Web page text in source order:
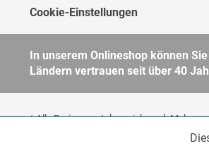
Cookie-Einstellungen
In unserem Onlineshop können
Ländern vertrauen seit über 40
* Alle Preise verstehen sich zzgl.
Unternehmer, öffentliche Institute und